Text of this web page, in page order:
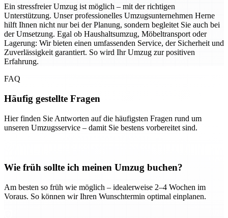
Ein stressfreier Umzug ist möglich – mit der richtigen
Unterstützung. Unser professionelles Umzugsunternehmen Herne
hilft Ihnen nicht nur bei der Planung, sondern begleitet Sie auch bei
der Umsetzung. Egal ob Haushaltsumzug, Möbeltransport oder
Lagerung: Wir bieten einen umfassenden Service, der Sicherheit und
Zuverlässigkeit garantiert. So wird Ihr Umzug zur positiven
Erfahrung.
FAQ
Häufig gestellte Fragen
Hier finden Sie Antworten auf die häufigsten Fragen rund um
unseren Umzugsservice – damit Sie bestens vorbereitet sind.
Wie früh sollte ich meinen Umzug buchen?
Am besten so früh wie möglich – idealerweise 2–4 Wochen im
Voraus. So können wir Ihren Wunschtermin optimal einplanen.